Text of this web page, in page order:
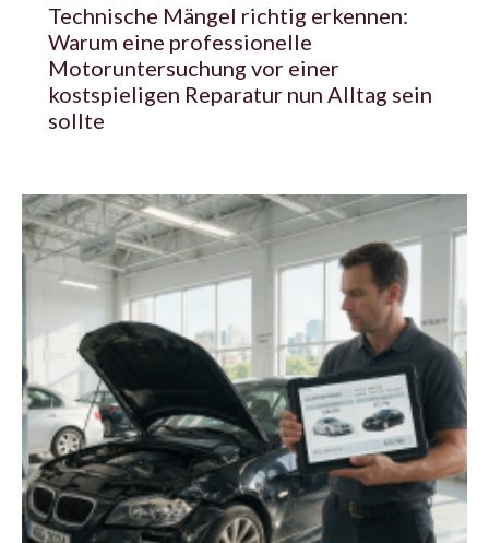
Technische Mängel richtig erkennen:
Warum eine professionelle
Motoruntersuchung vor einer
kostspieligen Reparatur nun Alltag sein
sollte